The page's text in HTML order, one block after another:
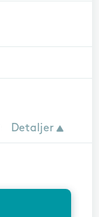
Detaljer